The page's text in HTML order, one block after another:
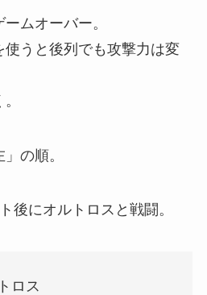
ムオーバー。
使うと後列でも攻撃力は変
の順。
後にオルトロスと戦闘。
ロス